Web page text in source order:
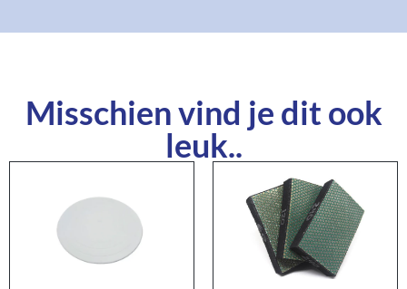
Misschien vind je dit ook
leuk..